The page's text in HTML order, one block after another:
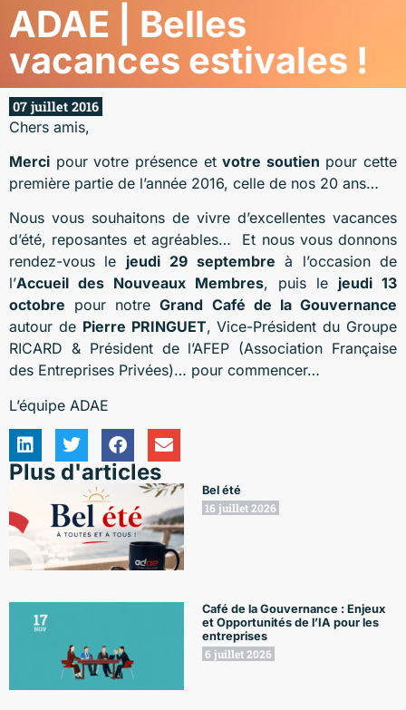
ADAE | Belles
vacances estivales !
07 juillet 2016
Chers amis,
Merci pour votre présence etvotre soutien pour cette
première partie de l’année 2016, celle de nos 20 ans…
Nous vous souhaitons de vivre d’excellentes vacances
d’été, reposantes et agréables… Et nous vous donnons
rendez-vous le jeudi 29 septembre à l’occasion de
l’Accueil des Nouveaux Membres, puis le jeudi 13
octobre pour notreGrand Café de la Gouvernance
autour de Pierre PRINGUET, Vice-Président du Groupe
RICARD & Président de l’AFEP (Association Française
des Entreprises Privées)… pour commencer…
L’équipe ADAE
Plus d'articles
Bel été
16 juillet 2026
Café de la Gouvernance : Enjeux
et Opportunités de l’IA pour les
entreprises
6 juillet 2026